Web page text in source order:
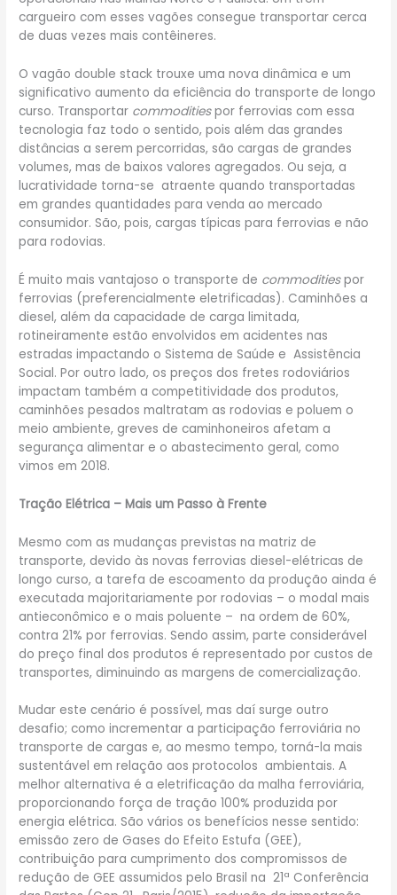
cargueiro com esses vagões consegue transportar cerca
de duas vezes mais contêineres.
O vagão double stack trouxe uma nova dinâmica e um
significativo aumento da eficiência do transporte de longo
curso. Transportar commoditiespor ferrovias com essa
tecnologia faz todo o sentido, pois além das grandes
distâncias a serem percorridas, são cargas de grandes
volumes, mas de baixos valores agregados. Ou seja, a
lucratividade torna-se atraente quando transportadas
em grandes quantidades para venda ao mercado
consumidor. São, pois, cargas típicas para ferrovias e não
para rodovias.
É muito mais vantajoso o transporte de commoditiespor
ferrovias (preferencialmente eletrificadas). Caminhões a
diesel, além da capacidade de carga limitada,
rotineiramente estão envolvidos em acidentes nas
estradas impactando o Sistema de Saúde e Assistência
Social. Por outro lado, os preços dos fretes rodoviários
impactam também a competitividade dos produtos,
caminhões pesados maltratam as rodovias e poluem o
meio ambiente, greves de caminhoneiros afetam a
segurança alimentar e o abastecimento geral, como
vimos em 2018.
Tração Elétrica – Mais um Passo à Frente
Mesmo com as mudanças previstas na matriz de
transporte, devido às novas ferrovias diesel-elétricas de
longo curso, a tarefa de escoamento da produção ainda é
executada majoritariamente por rodovias – o modal mais
antieconômico e o mais poluente – na ordem de 60%,
contra 21% por ferrovias. Sendo assim, parte considerável
do preço final dos produtos é representado por custos de
transportes, diminuindo as margens de comercialização.
Mudar este cenário é possível, mas daí surge outro
desafio; como incrementar a participação ferroviária no
transporte de cargas e, ao mesmo tempo, torná-la mais
sustentável em relação aos protocolos ambientais. A
melhor alternativa é a eletrificação da malha ferroviária,
proporcionando força de tração 100% produzida por
energia elétrica. São vários os benefícios nesse sentido:
emissão zero de Gases do Efeito Estufa (GEE),
contribuição para cumprimento dos compromissos de
redução de GEE assumidos pelo Brasil na 21ª Conferência